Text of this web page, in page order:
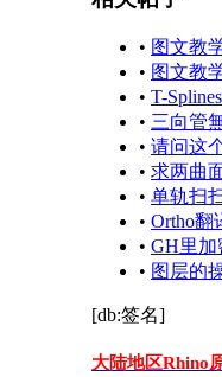
• 图文教
• 图文教
• T-
• 三向管
• 请问这
• 求两曲
• 单轨扫
• Ortho翻
• GH里加
• 图层的
[db:签名]
大陆地区Rhino